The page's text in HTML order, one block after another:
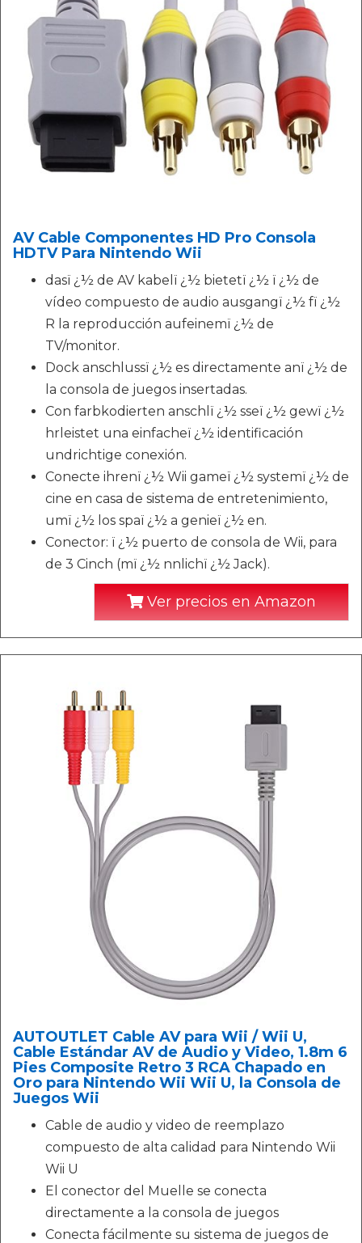
AV Cable Componentes HD Pro Consola
HDTV Para Nintendo Wii
dasï ¿½ de AV kabelï ¿½ bietetï ¿½ ï ¿½ de
vídeo compuesto de audio ausgangï ¿½ fï ¿½
R la reproducción aufeinemï ¿½ de
TV/monitor.
Dock anschlussï ¿½ es directamente anï ¿½ de
la consola de juegos insertadas.
Con farbkodierten anschlï ¿½ sseï ¿½ gewï ¿½
hrleistet una einfacheï ¿½ identificación
undrichtige conexión.
Conecte ihrenï ¿½ Wii gameï ¿½ systemï ¿½ de
cine en casa de sistema de entretenimiento,
umï ¿½ los spaï ¿½ a genieï ¿½ en.
Conector: ï ¿½ puerto de consola de Wii, para
de 3 Cinch (mï ¿½ nnlichï ¿½ Jack).
Ver precios en Amazon
AUTOUTLET Cable AV para Wii / Wii U,
Cable Estándar AV de Audio y Video, 1.8m 6
Pies Composite Retro 3 RCA Chapado en
Oro para Nintendo Wii Wii U, la Consola de
Juegos Wii
Cable de audio y video de reemplazo
compuesto de alta calidad para Nintendo Wii
Wii U
El conector del Muelle se conecta
directamente a la consola de juegos
Conecta fácilmente su sistema de juegos de